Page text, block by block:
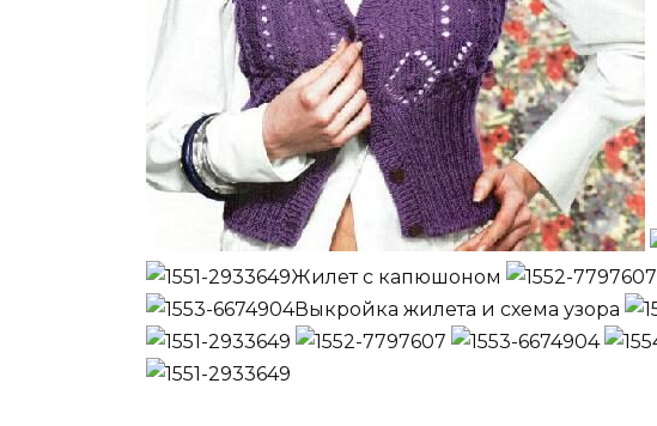
Жилет с капюшоном
Выкройка жилета и схема узора